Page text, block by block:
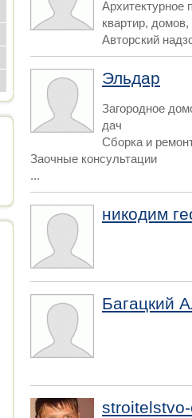
Архитектурное
квартир,
Авторский
Эльдар
Загородное
дач
Сборка и
Заочные консультации
...
никодим
Багацкий